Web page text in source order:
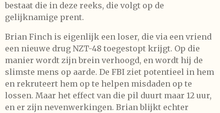
bestaat die in deze reeks, die volgt op de
gelijknamige prent.
Brian Finch is eigenlijk een loser, die via een vriend
een nieuwe drug NZT-48 toegestopt krijgt. Op die
manier wordt zijn brein verhoogd, en wordt hij de
slimste mens op aarde. De FBI ziet potentieel in hem
en rekruteert hem op te helpen misdaden op te
lossen. Maar het effect van die pil duurt maar 12 uur,
en er zijn nevenwerkingen. Brian blijkt echter